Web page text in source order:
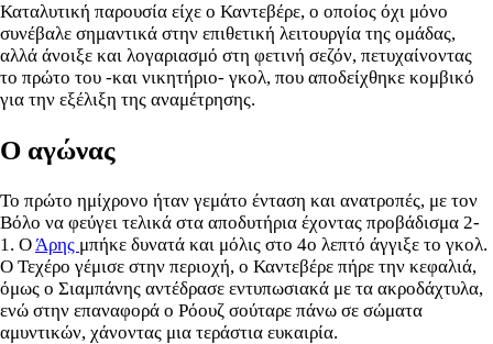
Καταλυτική παρουσία είχε ο Καντεβέρε, ο οποίος όχι μόνο
συνέβαλε σημαντικά στην επιθετική λειτουργία της ομάδας,
αλλά άνοιξε και λογαριασμό στη φετινή σεζόν, πετυχαίνοντας
το πρώτο του -και νικητήριο- γκολ, που αποδείχθηκε κομβικό
για την εξέλιξη της αναμέτρησης.
Ο αγώνας
Το πρώτο ημίχρονο ήταν γεμάτο ένταση και ανατροπές, με τον
Βόλο να φεύγει τελικά στα αποδυτήρια έχοντας προβάδισμα 2-
1. Ο Άρης μπήκε δυνατά και μόλις στο 4ο λεπτό άγγιξε το γκολ.
Ο Τεχέρο γέμισε στην περιοχή, ο Καντεβέρε πήρε την κεφαλιά,
όμως ο Σιαμπάνης αντέδρασε εντυπωσιακά με τα ακροδάχτυλα,
ενώ στην επαναφορά ο Ρόουζ σούταρε πάνω σε σώματα
αμυντικών, χάνοντας μια τεράστια ευκαιρία.